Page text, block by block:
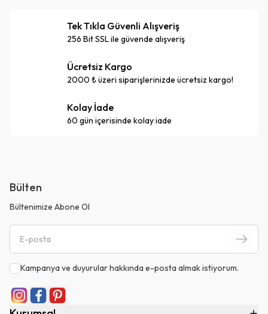
Tek Tıkla Güvenli Alışveriş
256 Bit SSL ile güvende alışveriş
Ücretsiz Kargo
2000 ₺ üzeri siparişlerinizde ücretsiz kargo!
Kolay İade
60 gün içerisinde kolay iade
Bülten
Bültenimize Abone Ol
Kampanya ve duyurular hakkında e-posta almak istiyorum.